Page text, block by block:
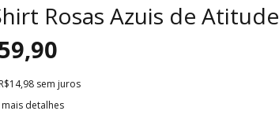
Rosas Azuis de Atitude
R$14,98 sem juros
detalhes